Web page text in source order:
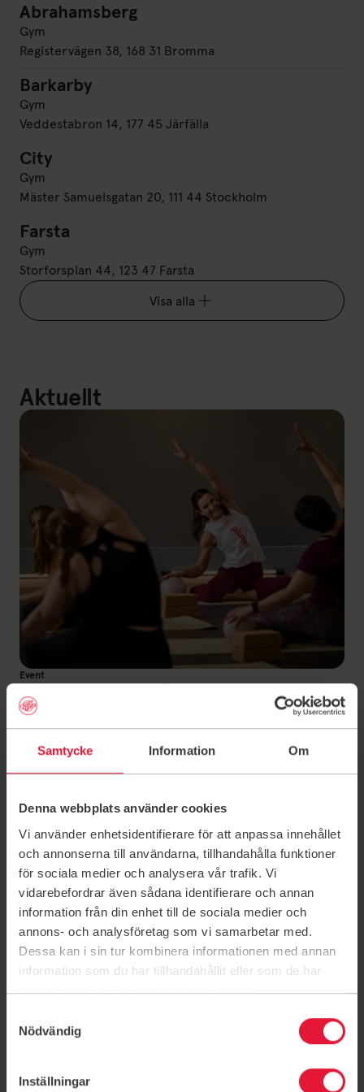
Samtycke Information Om
Denna webbplats använder cookies
Vi använder enhetsidentifierare för att anpassa innehållet
och annonserna till användarna, tillhandahålla funktioner
för sociala medier och analysera vår trafik. Vi
vidarebefordrar även sådana identifierare och annan
information från din enhet till de sociala medier och
annons- och analysföretag som vi samarbetar med.
Dessa kan i sin tur kombinera informationen med annan
information som du har tillhandahållit eller som de har
samlat in när du har använt deras tjänster.
Nödvändig
Inställningar
Abrahamsberg
Abrahamsberg
Gym
Registervägen 38, 168 31 Bromma
Barkarby
Barkarby
Gym
Veddestabron 14, 177 45 Järfälla
City
City
Gym
Mäster Samuelsgatan 20, 111 44 Stockholm
Farsta
Farsta
Gym
Storforsplan 44, 123 47 Farsta
Visa alla
Aktuellt
Event
Välkommen på
Pilatespremiär!
Pilatespremiär – och det vill vi fira tillsammans med
dig!